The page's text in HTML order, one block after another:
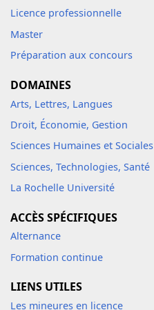
Licence professionnelle
Master
Préparation aux concours
DOMAINES
Arts, Lettres, Langues
Droit, Économie, Gestion
Sciences Humaines et Sociales
Sciences, Technologies, Santé
La Rochelle Université
ACCÈS SPÉCIFIQUES
Alternance
Formation continue
LIENS UTILES
Les mineures en licence